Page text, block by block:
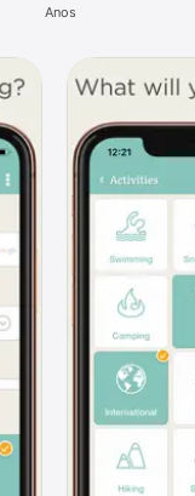
Anos